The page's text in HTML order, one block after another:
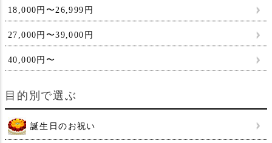
18,000円〜26,999円
27,000円〜39,000円
40,000円〜
目的別で選ぶ
誕生日のお祝い